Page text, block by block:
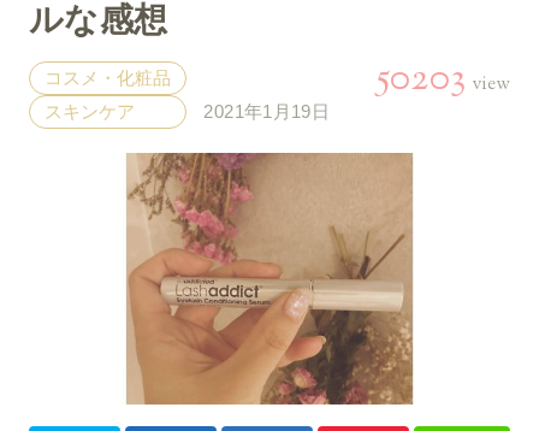
ルな感想
コスメ・化粧品
スキンケア
2021年1月19日
50203 view